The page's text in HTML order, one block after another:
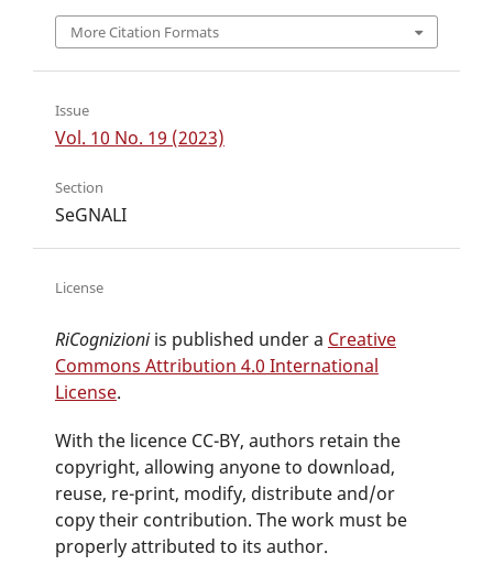
More Citation Formats
Issue
Vol. 10 No. 19 (2023)
Section
SeGNALI
License
RiCognizioniis published under a Creative
Commons Attribution 4.0 International
License.
With the licence CC-BY, authors retain the
copyright, allowing anyone to download,
reuse, re-print, modify, distribute and/or
copy their contribution. The work must be
properly attributed to its author.